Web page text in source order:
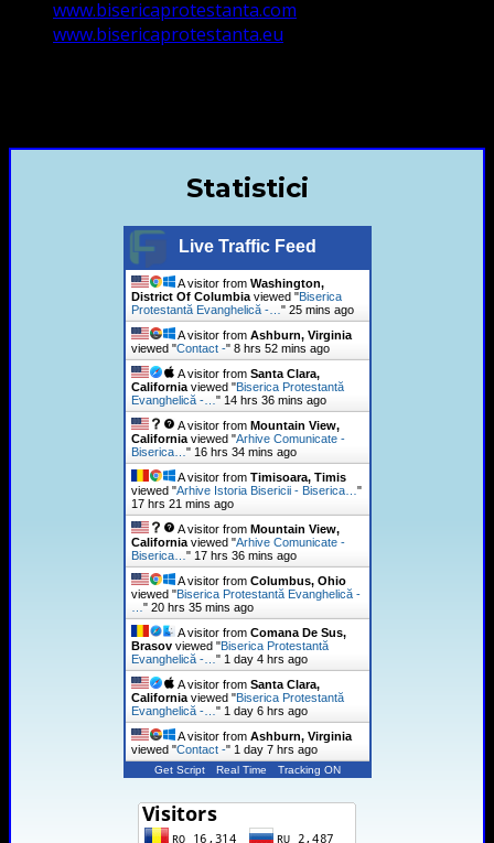
www.bisericaprotestanta.com
www.bisericaprotestanta.eu
Statistici
Live Traffic Feed
A visitor from Washington,
District Of Columbiaviewed "Biserica
Protestantă Evanghelică -… " 25 mins ago
A visitor from Ashburn, Virginia
viewed "Contact -" 8 hrs 52 mins ago
A visitor from Santa Clara,
Californiaviewed "Biserica Protestantă
Evanghelică -… " 14 hrs 36 mins ago
A visitor from Mountain View,
Californiaviewed "Arhive Comunicate -
Biserica… " 16 hrs 34 mins ago
A visitor from Timisoara, Timis
viewed "Arhive Istoria Bisericii - Biserica… "
17 hrs 21 mins ago
A visitor from Mountain View,
Californiaviewed "Arhive Comunicate -
Biserica… " 17 hrs 36 mins ago
A visitor from Columbus, Ohio
viewed "Biserica Protestantă Evanghelică -
" 20 hrs 35 mins ago
A visitor from Comana De Sus,
Brasovviewed "Biserica Protestantă
Evanghelică -… " 1 day 4 hrs ago
A visitor from Santa Clara,
Californiaviewed "Biserica Protestantă
Evanghelică -… " 1 day 6 hrs ago
A visitor from Ashburn, Virginia
viewed "Contact -" 1 day 7 hrs ago
Get Script Real Time Tracking ON